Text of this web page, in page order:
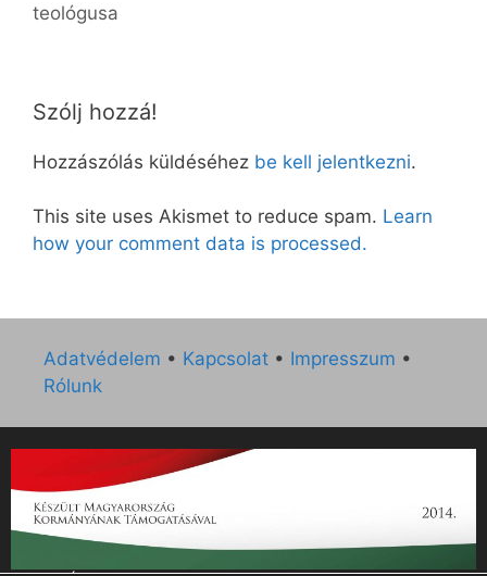
teológusa
Szólj hozzá!
Hozzászólás küldéséhez be kell jelentkezni.
This site uses Akismet to reduce spam. Learn
how your comment data is processed.
Adatvédelem • Kapcsolat • Impresszum •
Rólunk